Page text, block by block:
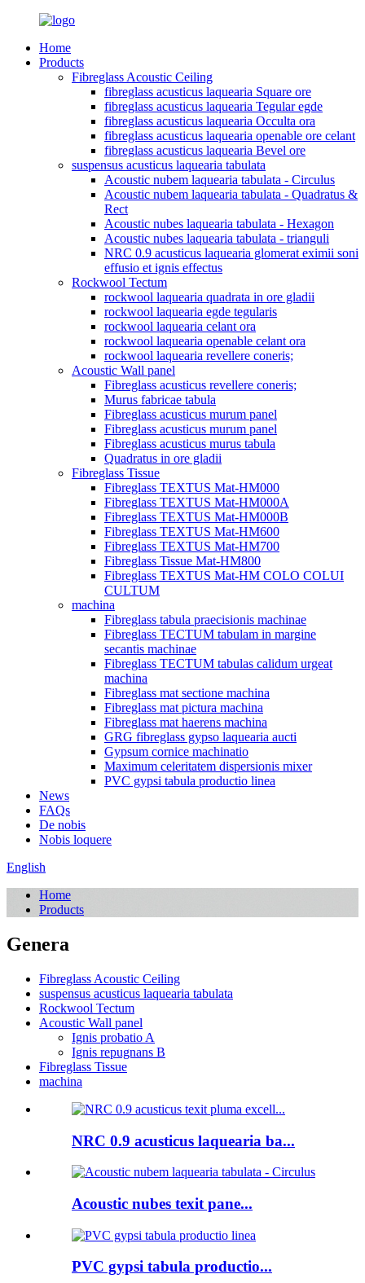
Home
Products
Fibreglass Acoustic Ceiling
fibreglass acusticus laquearia Square ore
fibreglass acusticus laquearia Tegular egde
fibreglass acusticus laquearia Occulta ora
fibreglass acusticus laquearia openable ore celant
fibreglass acusticus laquearia Bevel ore
suspensus acusticus laquearia tabulata
Acoustic nubem laquearia tabulata - Circulus
Acoustic nubem laquearia tabulata - Quadratus &
Rect
Acoustic nubes laquearia tabulata - Hexagon
Acoustic nubes laquearia tabulata - trianguli
NRC 0.9 acusticus laquearia glomerat eximii soni
effusio et ignis effectus
Rockwool Tectum
rockwool laquearia quadrata in ore gladii
rockwool laquearia egde tegularis
rockwool laquearia celant ora
rockwool laquearia openable celant ora
rockwool laquearia revellere coneris;
Acoustic Wall panel
Fibreglass acusticus revellere coneris;
Murus fabricae tabula
Fibreglass acusticus murum panel
Fibreglass acusticus murum panel
Fibreglass acusticus murus tabula
Quadratus in ore gladii
Fibreglass Tissue
Fibreglass TEXTUS Mat-HM000
Fibreglass TEXTUS Mat-HM000A
Fibreglass TEXTUS Mat-HM000B
Fibreglass TEXTUS Mat-HM600
Fibreglass TEXTUS Mat-HM700
Fibreglass Tissue Mat-HM800
Fibreglass TEXTUS Mat-HM COLO COLUI
CULTUM
machina
Fibreglass tabula praecisionis machinae
Fibreglass TECTUM tabulam in margine
secantis machinae
Fibreglass TECTUM tabulas calidum urgeat
machina
Fibreglass mat sectione machina
Fibreglass mat pictura machina
Fibreglass mat haerens machina
GRG fibreglass gypso laquearia aucti
Gypsum cornice machinatio
Maximum celeritatem dispersionis mixer
PVC gypsi tabula productio linea
News
FAQs
De nobis
Nobis loquere
English
Home
Products
Genera
Fibreglass Acoustic Ceiling
suspensus acusticus laquearia tabulata
Rockwool Tectum
Acoustic Wall panel
Ignis probatio A
Ignis repugnans B
Fibreglass Tissue
machina
NRC 0.9 acusticus laquearia ba...
Acoustic nubes texit pane...
PVC gypsi tabula productio...